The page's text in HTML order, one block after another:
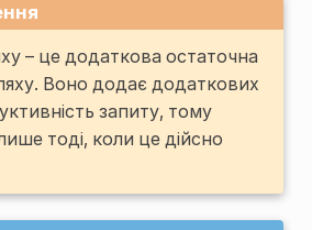
– це додаткова остаточна
Воно додає додаткових
запиту, тому
тоді, коли це дійсно